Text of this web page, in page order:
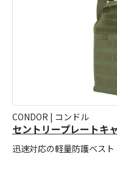
CONDOR | コンドル
セントリープレートキ
迅速対応の軽量防護ベスト